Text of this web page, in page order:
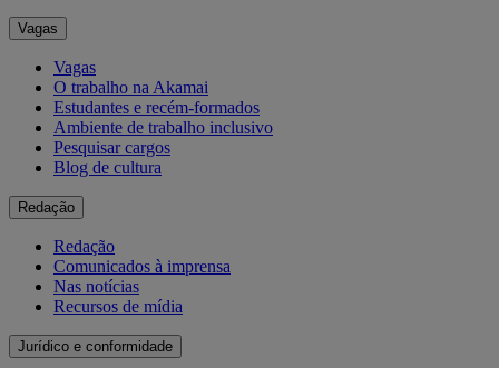
Vagas
Vagas
O trabalho na Akamai
Estudantes e recém-formados
Ambiente de trabalho inclusivo
Pesquisar cargos
Blog de cultura
Redação
Redação
Comunicados à imprensa
Nas notícias
Recursos de mídia
Jurídico e conformidade